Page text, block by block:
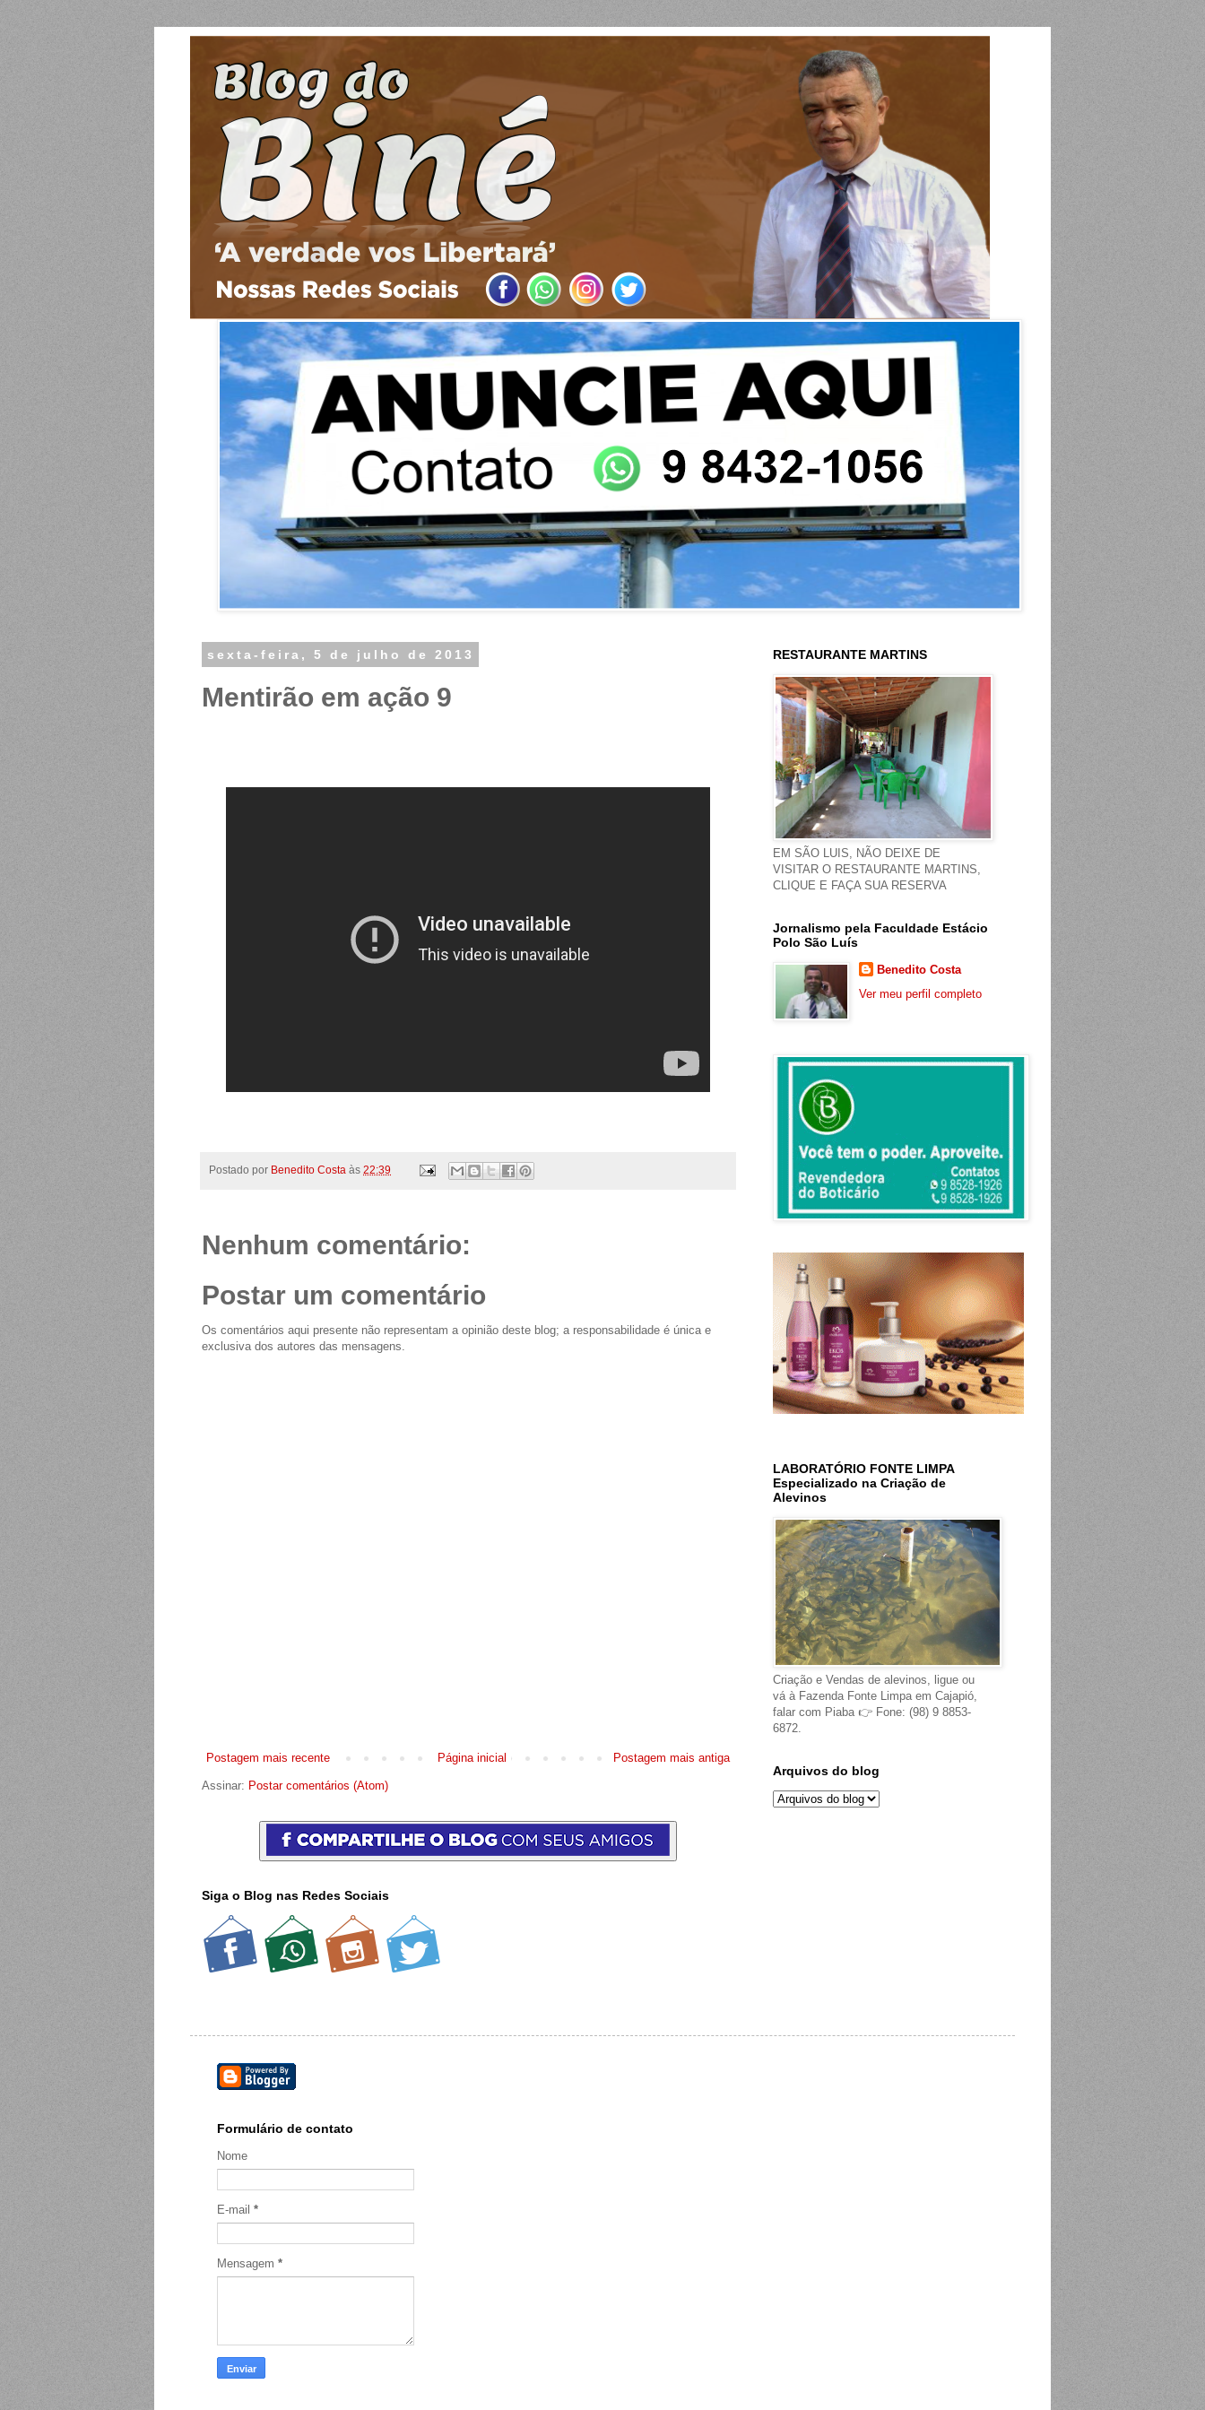
sexta-feira, 5 de julho de 2013
Mentirão em ação 9
Postado por Benedito Costa às 22:39
Nenhum comentário:
Postar um comentário
Os comentários aqui presente não representam a opinião deste blog; a responsabilidade é única e
exclusiva dos autores das mensagens.
Postagem mais recente Postagem mais antiga
Página inicial
Assinar: Postar comentários (Atom)
Siga o Blog nas Redes Sociais
RESTAURANTE MARTINS
EM SÃO LUIS, NÃO DEIXE DE
VISITAR O RESTAURANTE MARTINS,
CLIQUE E FAÇA SUA RESERVA
Jornalismo pela Faculdade Estácio
Polo São Luís
Benedito Costa
Ver meu perfil completo
LABORATÓRIO FONTE LIMPA
Especializado na Criação de
Alevinos
Criação e Vendas de alevinos, ligue ou
vá à Fazenda Fonte Limpa em Cajapió,
falar com Piaba 👉 Fone: (98) 9 8853-
6872.
Arquivos do blog
Formulário de contato
Nome
E-mail *
Mensagem *